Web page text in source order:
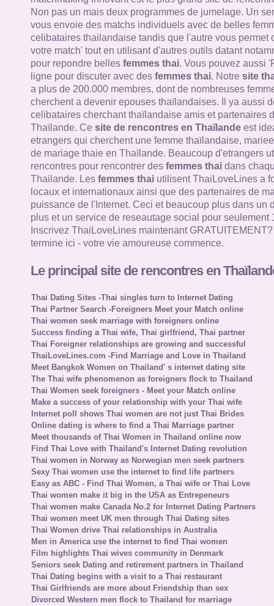
Non pas un mais deux programmes de jumelage. Un
vous envoie des matchs individuels avec de belles
celibataires thailandaise tandis que l'autre vous permet
votre match' tout en utilisant d'autres outils datant
pour repondre belles femmes thai. Vous pouvez aussi
ligne pour discuter avec des femmes thai. Notre site
a plus de 200.000 membres, dont de nombreuses
cherchent a devenir epouses thaïlandaises. Il ya aussi
celibataires cherchant thaïlandaise amis et partenaires
Thaïlande. Ce site de rencontres en Thaïlandeest
etrangers qui cherchent une femme thaïlandaise,
de mariage thaie en Thaïlande. Beaucoup d'etrangers
rencontres pour rencontrer des femmes thaidans
Thailande. Les femmes thaiutilisent ThaiLoveLines a
locaux et internationaux ainsi que des partenaires de
puissance de l'Internet. Ceci et beaucoup plus dans un
plus et un service de reseautage social pour seulement
Inscrivez ThaiLoveLines maintenant
termine ici - votre vie amoureuse commence.
Le principal site de rencontres en
Thai Dating Sites -Thai singles turn to Internet Dating
Thai Partner Search -Foreigners Meet your Match online
Thai women seek marriage with foreigners online
Success finding a Thai wife, Thai girlfriend, Thai partner
Thai Foreigner relationships are growing and successful
ThaiLoveLines.com -Find Marriage and Love in Thailand
Meet Bangkok Women on Thailand' s internet dating site
The Thai wife phenomenon as foreigners flock to Thailand
Thai Women seek foreigners - Meet your Match online
Make a success of your relationship with your Thai wife
Internet poll shows Thai women are not just Thai Brides
Online dating is where to find a Thai Marriage partner
Meet thousands of Thai Women in Thailand online now
Find Thai Love with Thailand's Internet Dating revolution
Thai women in Norway as Norwegian men seek partners
Sexy Thai women use the internet to find life partners
Easy as ABC - Find Thai Women, a Thai wife or Thai Love
Thai women make it big in the USA as Entrepeneurs
Thai women make Canada No.2 for Internet Dating Partners
Thai women meet UK men through Thai Dating sites
Thai Women drive Thai relationships in Australia
Men in America use the internet to find Thai women
Film highlights Thai wives community in Denmark
Seniors seek Dating and retirement partners in Thailand
Thai Dating begins with a visit to a Thai restaurant
Thai Girlfriends are more about Friendship than sex
Divorced Western men flock to Thailand for marriage